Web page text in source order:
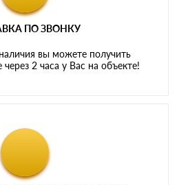
ПО ЗВОНКУ
вы можете получить
2 часа у Вас на объекте!